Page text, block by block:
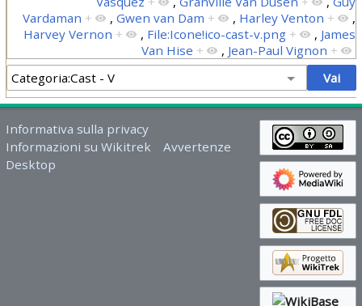
Vardaman + ,Gwen van Dam + , Harley Venton +
,
Harvey Vernon + , File:Icone!ico-cast-v.png + , James
Van Hise + , Jean-Paul Vignon +
Informativa sulla privacy
Informazioni su Wikitrek
Avvertenze
Desktop